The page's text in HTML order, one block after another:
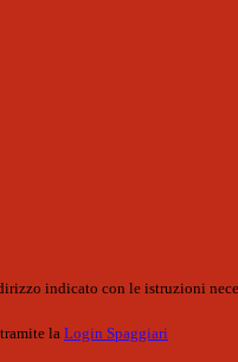
indicato con le istruzioni
la Login Spaggiari